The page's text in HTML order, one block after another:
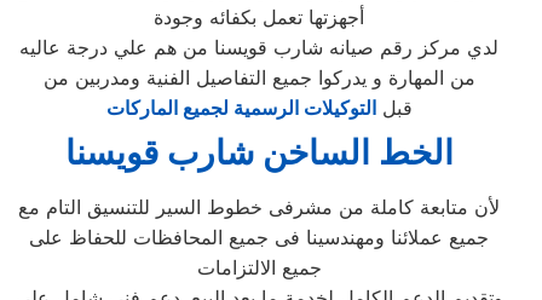
أجهزتها تعمل بكفائه وجودة
لدي مركز رقم صيانه شارب قويسنا من هم علي درجة عاليه
من المهارة و يدركوا جميع التفاصيل الفنية ومدربين من
قبلالتوكيلات الرسمية لجميع الماركات
الخط الساخن شارب قويسنا
لأن متابعة كاملة من مشرفى خطوط السير للتنسيق التام مع
جميع عملائنا ومهندسينا فى جميع المحافظات للحفاظ على
جميع الالتزامات